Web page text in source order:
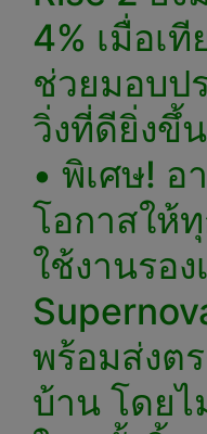
4% เมื่อเ
ช่วยมอบป
วิ่งที่ดียิ่งขึ้น
• พิเศษ! อ
โอกาสให้
ใช้งานรอง
พร้อมส่งต
บ้าน โดย